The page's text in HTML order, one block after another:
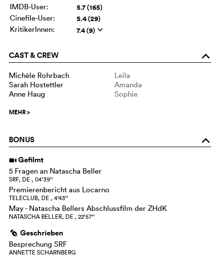
IMDB-User:
5.7 (165)
Cinefile-User: 5.4 (29)
KritikerInnen: 7.4 (9) q
CAST & CREW o
Michèle Rohrbach
Leila
Sarah Hostettler
Amanda
Anne Haug
Sophie
MEHR>
BONUS o
i Gefilmt
5 Fragen an Natascha Beller
SRF, DE , 04‘39‘‘
Premierenbericht aus Locarno
TELECLUB, DE , 4‘43‘‘
May - Natascha Bellers Abschlussfilm der ZHdK
NATASCHA BELLER, DE , 22‘57‘‘
g Geschrieben
Besprechung SRF
ANNETTE SCHARNBERG